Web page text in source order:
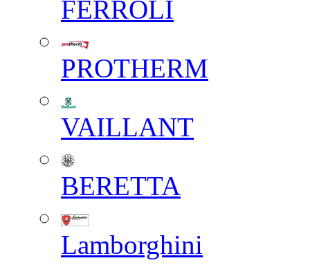
FERROLI
PROTHERM
VAILLANT
BERETTA
Lamborghini